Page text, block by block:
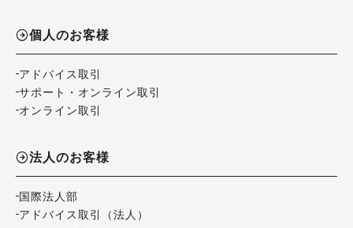
個人のお客様
アドバイス取引
サポート・オンライン取引
オンライン取引
法人のお客様
国際法人部
アドバイス取引（法人）